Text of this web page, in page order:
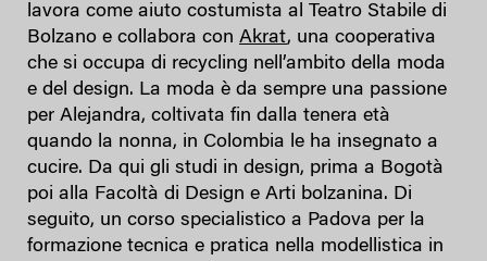
lavora come aiuto costumista al Teatro Stabile di
Bolzano e collabora con Akrat, una cooperativa
che si occupa di recycling nell’ambito della moda
e del design. La moda è da sempre una passione
per Alejandra, coltivata fin dalla tenera età
quando la nonna, in Colombia le ha insegnato a
cucire. Da qui gli studi in design, prima a Bogotà
poi alla Facoltà di Design e Arti bolzanina. Di
seguito, un corso specialistico a Padova per la
formazione tecnica e pratica nella modellistica in